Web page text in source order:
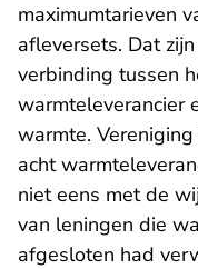
maximumtarieven
afleversets. Dat
verbinding tussen
warmteleverancier
warmte.
acht
niet eens met de
van leningen die
afgesloten had